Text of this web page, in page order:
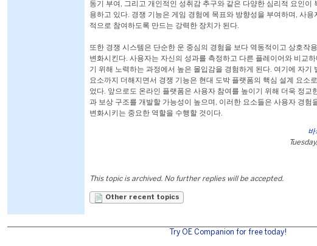
동기 부여, 그리고 개인적인 성취감 추구와 같은 다양한 심리적 요인이
용하고 있다. 경쟁 기능은 게임 경험에 목표와 방향성을 부여하며, 사용
적으로 참여하도록 만드는 강력한 장치가 된다.
또한 경쟁 시스템은 단순한 운 중심의 경험을 보다 역동적이고 상호작
변화시킨다. 사용자는 자신의 성과를 측정하고 다른 플레이어와 비교하
기 위해 노력하는 과정에서 높은 몰입감을 경험하게 된다. 여기에 자기
요소까지 더해지면서 경쟁 기능은 현대 도박 플랫폼의 핵심 설계 요소
었다. 앞으로도 온라인 플랫폼은 사용자 참여를 높이기 위해 더욱 정교
과 보상 구조를 개발할 가능성이 높으며, 이러한 요소들은 사용자 경험
변화시키는 중요한 역할을 수행할 것이다.
바
This topic is archived. No further replies will be accepted.
Other recent topics
Try OE Companion for free today!